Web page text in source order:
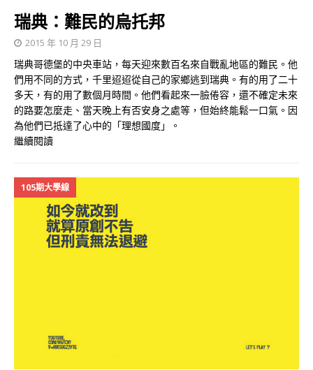
瑞典：難民的烏托邦
2015 年 10 月 29 日
瑞典哥德堡的中央車站，每天迎來數百名來自戰亂地區的難民。他
們用不同的方式，千里迢迢從自己的家鄉逃到瑞典。有的用了二十
多天，有的用了數個月時間。他們看起來一臉倦容，還不確定未來
的路要怎麼走、當天晚上有否安身之處等，但始終能鬆一口氣。因
為他們已抵達了心中的「理想國度」。
繼續閱讀
105期大學線